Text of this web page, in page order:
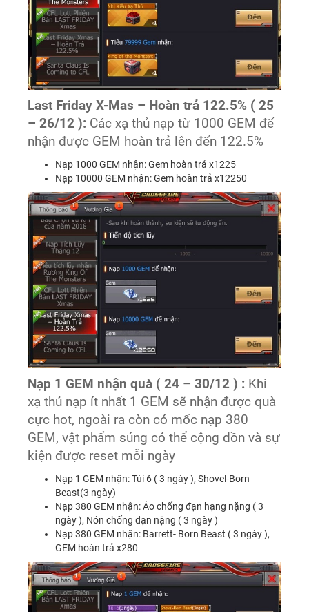
Last Friday X-Mas – Hoàn trả 122.5% ( 25
– 26/12 ): Các xạ thủ nạp từ 1000 GEM để
nhận được GEM hoàn trả lên đến 122.5%
Nạp 1000 GEM nhận: Gem hoàn trả x1225
Nạp 10000 GEM nhận: Gem hoàn trả x12250
Nạp 1 GEM nhận quà ( 24 – 30/12 ) : Khi
xạ thủ nạp ít nhất 1 GEM sẽ nhận được quà
cực hot, ngoài ra còn có mốc nạp 380
GEM, vật phẩm súng có thể cộng dồn và sự
kiện được reset mỗi ngày
Nạp 1 GEM nhận: Túi 6 ( 3 ngày ), Shovel-Born
Beast(3 ngày)
Nạp 380 GEM nhận: Áo chống đạn hạng nặng ( 3
ngày ), Nón chống đạn nặng ( 3 ngày )
Nạp 380 GEM nhận: Barrett- Born Beast ( 3 ngày ),
GEM hoàn trả x280